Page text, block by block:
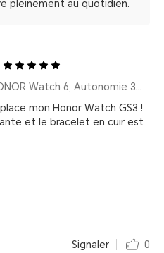
pleinement au quotidien.
Par HONOR Watch 6, Autonomie 35 Jours – Twilight Brown (Bracelet cuir)
mon Honor Watch GS3 !
et le bracelet en cuir est
Signaler 0